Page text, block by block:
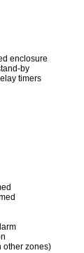
enclosure
by
timers
other zones)